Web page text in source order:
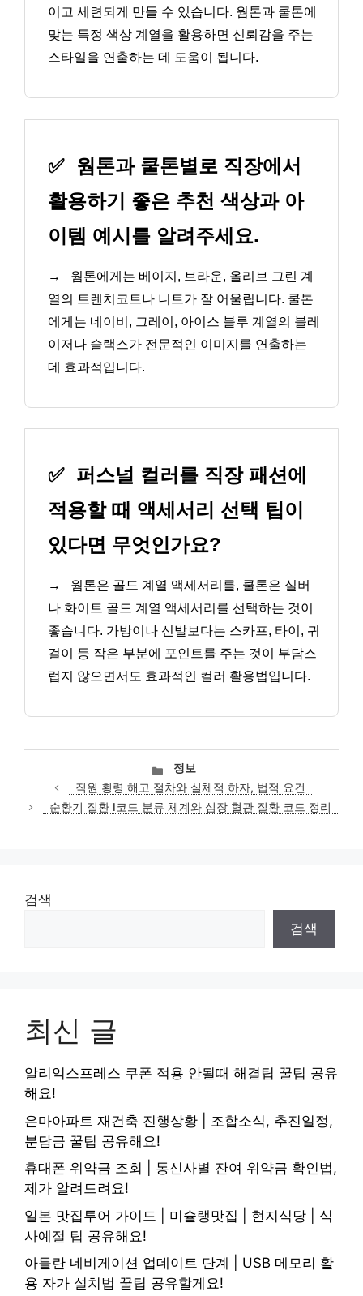
이고 세련되게 만들 수 있습니다. 웜톤과 쿨톤에
맞는 특정 색상 계열을 활용하면 신뢰감을 주는
스타일을 연출하는 데 도움이 됩니다.
✅
웜톤과 쿨톤별로 직장에서
활용하기 좋은 추천 색상과 아
이템 예시를 알려주세요.
→
웜톤에게는 베이지, 브라운, 올리브 그린 계
열의 트렌치코트나 니트가 잘 어울립니다. 쿨톤
에게는 네이비, 그레이, 아이스 블루 계열의 블레
이저나 슬랙스가 전문적인 이미지를 연출하는
데 효과적입니다.
✅ 퍼스널 컬러를 직장 패션에
적용할 때 액세서리 선택 팁이
있다면 무엇인가요?
→
웜톤은 골드 계열 액세서리를, 쿨톤은 실버
나 화이트 골드 계열 액세서리를 선택하는 것이
좋습니다. 가방이나 신발보다는 스카프, 타이, 귀
걸이 등 작은 부분에 포인트를 주는 것이 부담스
럽지 않으면서도 효과적인 컬러 활용법입니다.
카
테
고
리
정보
직원 횡령 해고 절차와 실체적 하자, 법적 요건
순환기 질환 I코드 분류 체계와 심장 혈관 질환 코드 정리
검색
검색
최신 글
알리익스프레스 쿠폰 적용 안될때 해결팁 꿀팁 공유
해요!
은마아파트 재건축 진행상황 | 조합소식, 추진일정,
분담금 꿀팁 공유해요!
휴대폰 위약금 조회 | 통신사별 잔여 위약금 확인법,
제가 알려드려요!
일본 맛집투어 가이드 | 미슐랭맛집 | 현지식당 | 식
사예절 팁 공유해요!
아틀란 네비게이션 업데이트 단계 | USB 메모리 활
용 자가 설치법 꿀팁 공유할게요!